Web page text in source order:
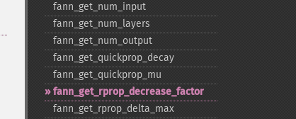
fann_​get_​num_​input
fann_​get_​num_​layers
fann_​get_​num_​output
fann_​get_​quickprop_​decay
fann_​get_​quickprop_​mu
fann_​get_​rprop_​decrease_​factor
fann_​get_​rprop_​delta_​max